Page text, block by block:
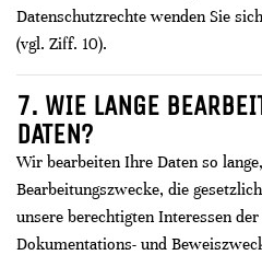
Datenschutzrechte wenden Sie
(vgl. Ziff. 10).
7. WIE LANGE
DATEN?
Wir bearbeiten Ihre Daten so
Bearbeitungszwecke, die
unsere berechtigten Interessen
Dokumentations- und